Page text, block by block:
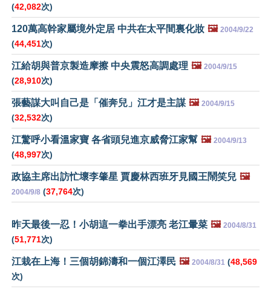
(42,082次)
120萬高幹家屬境外定居 中共在太平間裏化妝 🖼️ 2004/9/22
(44,451次)
江給胡與普京製造摩擦 中央震怒高調處理 🖼️ 2004/9/15
(28,910次)
張藝謀大叫自己是「催奔兒」江才是主謀 🖼️ 2004/9/15
(32,532次)
江驚呼小看溫家寶 各省頭兒進京威脅江家幫 🖼️ 2004/9/13
(48,997次)
政協主席出訪忙壞李肇星 賈慶林西班牙見國王鬧笑兒 🖼️
2004/9/8 (37,764次)
昨天最後一忍！小胡這一拳出手漂亮 老江暈菜 🖼️ 2004/8/31
(51,771次)
江栽在上海！三個胡錦濤和一個江澤民 🖼️ 2004/8/31 (48,569
次)